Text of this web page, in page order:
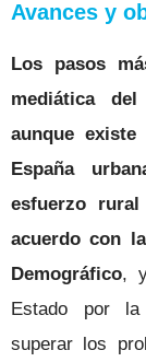
Avances y
Los pasos
mediática
aunque
España
esfuerzo rural
acuerdo con
Demográfico,
Estado por la
superar los